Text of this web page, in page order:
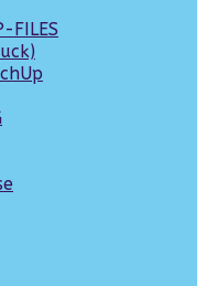
FILES